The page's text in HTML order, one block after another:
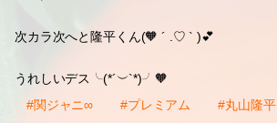
次カラ次へと隆平くん(🧡 ´ .♡ ` )💕
うれしいデス╰(*´︶`*)╯🧡
#関ジャニ∞
#プレミアム #丸山隆平